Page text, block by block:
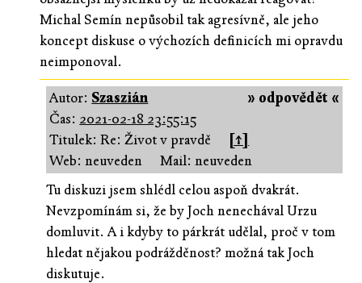
Michal Semín nepůsobil tak agresívně, ale jeho
koncept diskuse o výchozích definicích mi opravdu
neimponoval.
» odpovědět «
Autor: Szaszián
Čas: 2021-02-18 23:55:15
Titulek: Re: Život v pravdě
[↑]
Web: neuveden
Mail: neuveden
Tu diskuzi jsem shlédl celou aspoň dvakrát.
Nevzpomínám si, že by Joch nenechával Urzu
domluvit. A i kdyby to párkrát udělal, proč v tom
hledat nějakou podrážděnost? možná tak Joch
diskutuje.